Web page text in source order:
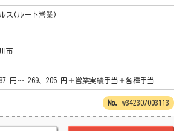
ス(ルート営業)
市
円～ 269、205 円＋営業実績手当＋各種手当
w342307003113